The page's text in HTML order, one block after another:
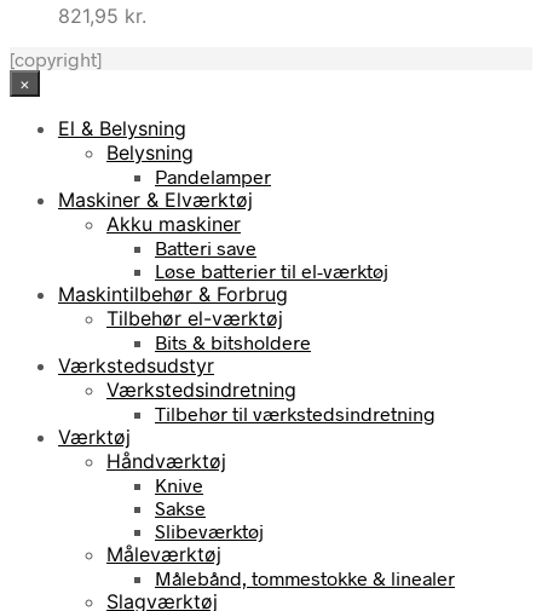
821,95 kr.
[copyright]
×
El & Belysning
Belysning
Pandelamper
Maskiner & Elværktøj
Akku maskiner
Batteri save
Løse batterier til el-værktøj
Maskintilbehør & Forbrug
Tilbehør el-værktøj
Bits & bitsholdere
Værkstedsudstyr
Værkstedsindretning
Tilbehør til værkstedsindretning
Værktøj
Håndværktøj
Knive
Sakse
Slibeværktøj
Måleværktøj
Målebånd, tommestokke & linealer
Slagværktøj